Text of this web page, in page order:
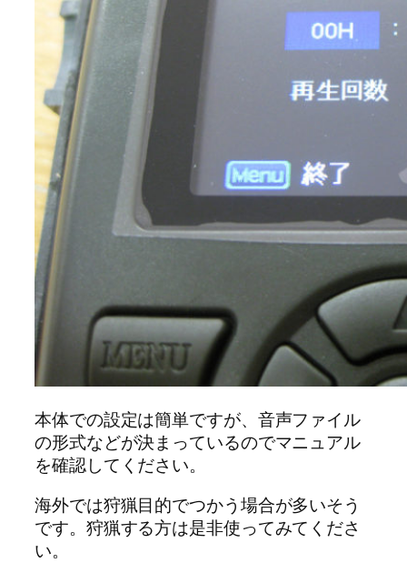
本体での設定は簡単ですが、音声ファイル
の形式などが決まっているのでマニュアル
を確認してください。
海外では狩猟目的でつかう場合が多いそう
です。狩猟する方は是非使ってみてくださ
い。